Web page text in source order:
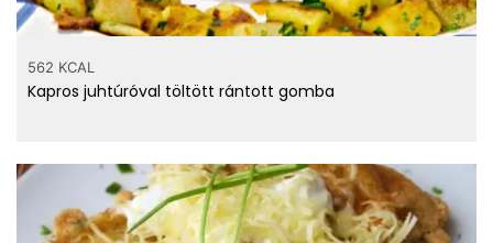
562 KCAL
Kapros juhtúróval töltött rántott gomba